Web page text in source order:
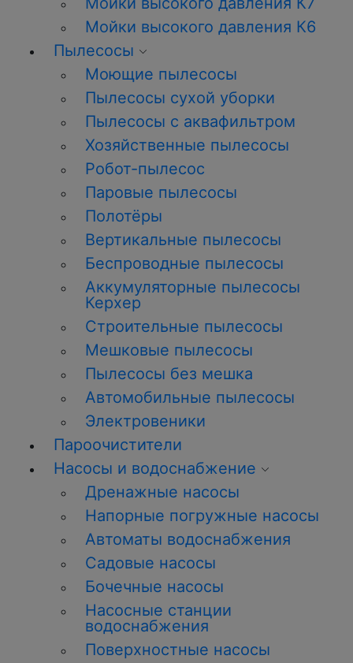
Мойки высокого давления К6
Пылесосы
Моющие пылесосы
Пылесосы сухой уборки
Пылесосы с аквафильтром
Хозяйственные пылесосы
Робот-пылесос
Паровые пылесосы
Полотёры
Вертикальные пылесосы
Беспроводные пылесосы
Аккумуляторные пылесосы
Керхер
Строительные пылесосы
Мешковые пылесосы
Пылесосы без мешка
Автомобильные пылесосы
Электровеники
Пароочистители
Насосы и водоснабжение
Дренажные насосы
Напорные погружные насосы
Автоматы водоснабжения
Садовые насосы
Бочечные насосы
Насосные станции
водоснабжения
Поверхностные насосы